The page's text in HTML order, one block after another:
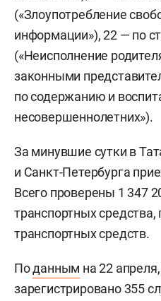
(«Злоупотребление
информации»),22 — по
(«Неисполнение
законными
по содержанию и
несовершеннолетних»).
За минувшие сутки в
и Санкт-Петербурга
Всего проверены 1 347
транспортных
транспортных средств.
Поданным на 22
зарегистрировано 355